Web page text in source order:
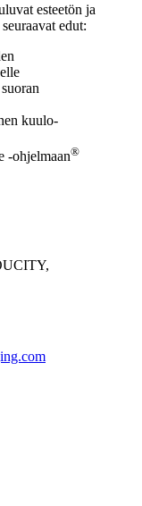
esteetön ja
edut:
kuulo-
-ohjelmaan®